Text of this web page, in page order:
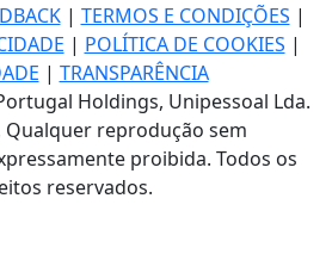
| TERMOS E CONDIÇÕES |
| POLÍTICA DE COOKIES |
| TRANSPARÊNCIA
Holdings, Unipessoal Lda.
Qualquer reprodução sem
proibida. Todos os
reservados.